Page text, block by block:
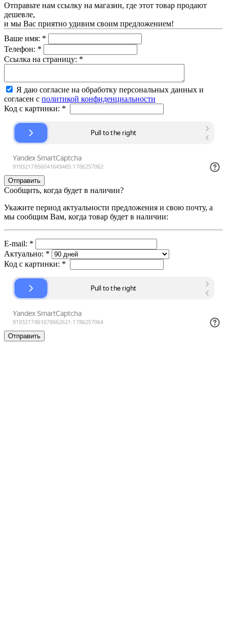
Отправьте нам ссылку на магазин, где этот товар продают
дешевле,
и мы Вас приятно удивим своим предложением!
Ваше имя: *
Телефон: *
Ссылка на страницу: *
Я даю согласие на обработку персональных данных и
согласен с политикой конфиденциальности
Код с картинки: *
Сообщить, когда будет в наличии?
Укажите период актуальности предложения и свою почту, а
мы сообщим Вам, когда товар будет в наличии:
E-mail: *
Актуально: *
Код с картинки: *